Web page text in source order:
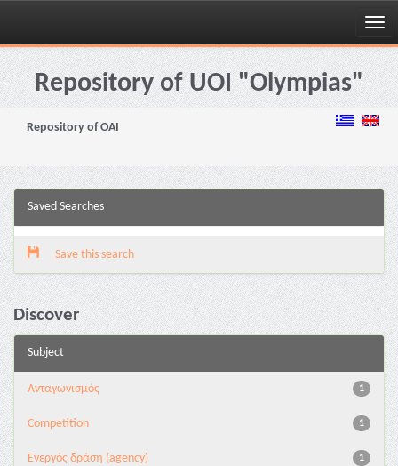
Skip
navigationRepository of UOI "Olympias"
Repository of OAI
Saved Searches
Save this search
Discover
Subject
1
Aνταγωνισμός
1
Competition
1
Eνεργός δράση (agency)